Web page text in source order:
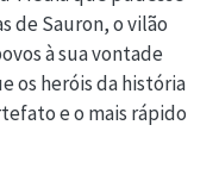
de Sauron, o vilão
à sua vontade
os heróis da história
e o mais rápido